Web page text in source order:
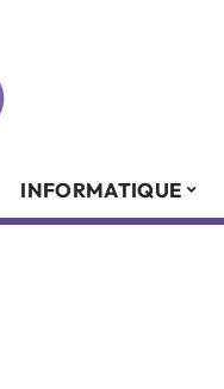
INFORMATIQUE